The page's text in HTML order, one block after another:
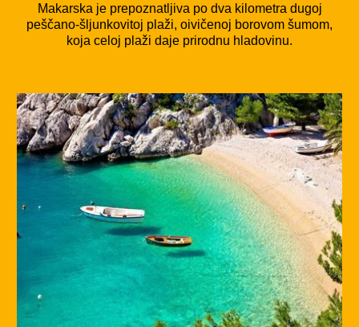
Makarska je prepoznatljiva po dva kilometra dugoj
peščano-šljunkovitoj plaži, oivičenoj borovom šumom,
koja celoj plaži daje prirodnu hladovinu.